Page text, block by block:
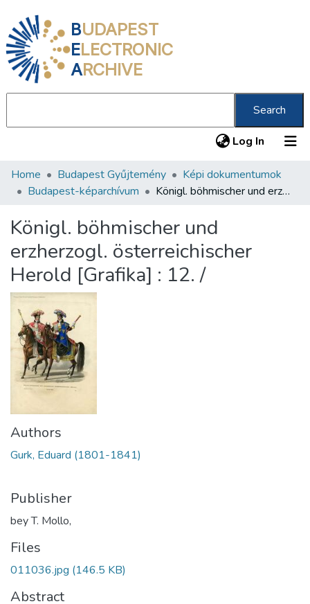
BUDAPEST
ELECTRONIC
ARCHIVE
Search
Log In (current)
Communities & Collections
Statistics
About us
Home Budapest Gyűjtemény
Képi dokumentumok
Budapest-képarchívum
Königl. böhmischer und erzherzogl. österreichischer Herold [Grafika] : 12. /
Königl. böhmischer und
erzherzogl. österreichischer
Herold [Grafika] : 12. /
Authors
Gurk, Eduard (1801-1841)
Publisher
bey T. Mollo,
Files
011036.jpg (146.5 KB)
Abstract